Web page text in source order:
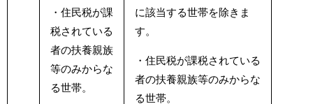
・住民税が課
税されている
者の扶養親族
等のみからな
る世帯。
に該当する世帯を除きま
す。
・住民税が課税されている
者の扶養親族等のみからな
る世帯。